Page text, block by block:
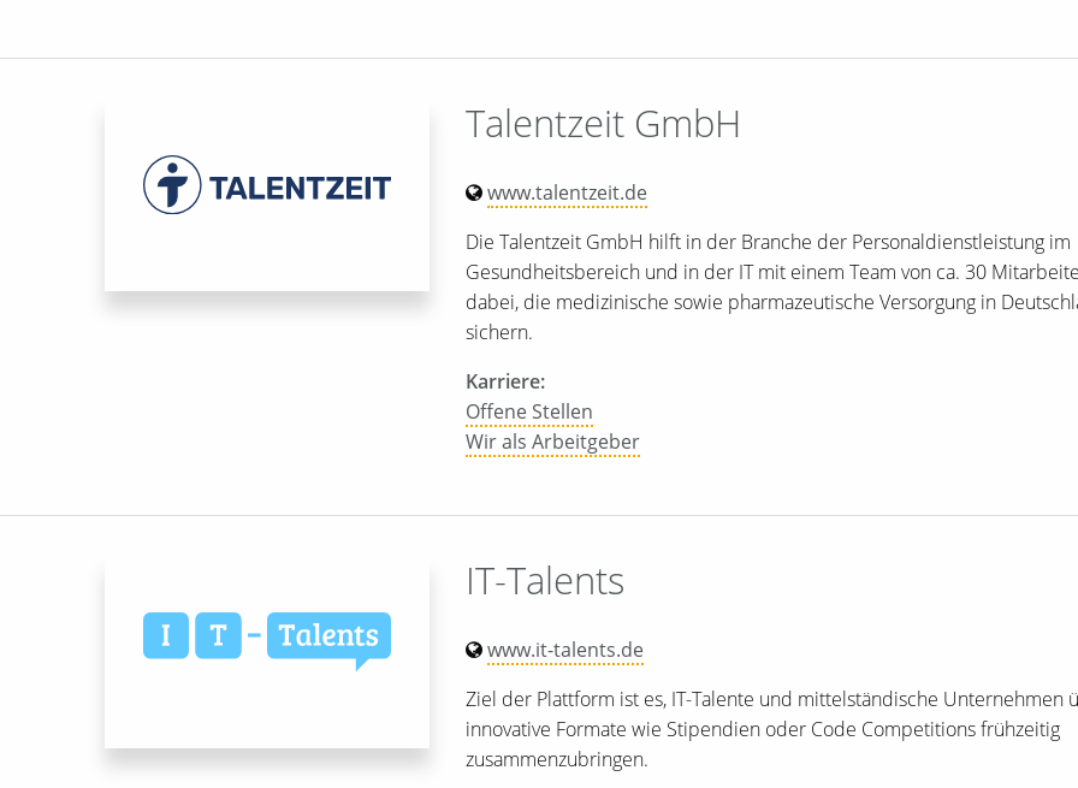
Talentzeit GmbH
www.talentzeit.de
Die Talentzeit GmbH hilft in der Branche der Personaldienstleistung im
Gesundheitsbereich und in der IT mit einem Team von ca. 30
dabei, die medizinische sowie pharmazeutische Versorgung in
sichern.
Karriere:
Offene Stellen
Wir als Arbeitgeber
IT-Talents
www.it-talents.de
Ziel der Plattform ist es, IT-Talente und mittelständische Unternehmen
innovative Formate wie Stipendien oder Code Competitions frühzeitig
zusammenzubringen.